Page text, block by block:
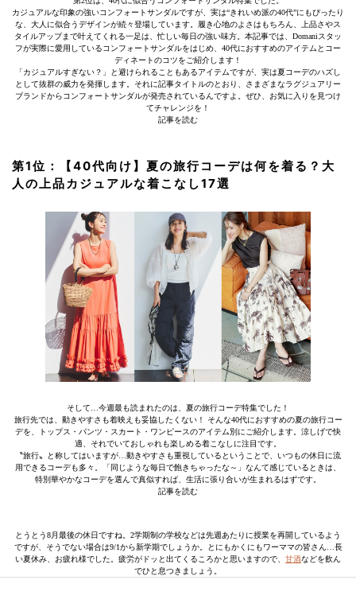
カジュアルな印象の強いコンフォートサンダルですが、実は“きれいめ派の40代”にもぴったり
な、大人に似合うデザインが続々登場しています。履き心地のよさはもちろん、上品さやス
タイルアップまで叶えてくれる一足は、忙しい毎日の強い味方。本記事では、Domaniスタッ
フが実際に愛用しているコンフォートサンダルをはじめ、40代におすすめのアイテムとコー
ディネートのコツをご紹介します！
「カジュアルすぎない？」と避けられることもあるアイテムですが、実は夏コーデのハズし
として抜群の威力を発揮します。それに記事タイトルのとおり、さまざまなラグジュアリー
ブランドからコンフォートサンダルが発売されているんですよ。ぜひ、お気に入りを見つけ
てチャレンジを！
記事を読む
第1位：【40代向け】夏の旅行コーデは何を着る？大
人の上品カジュアルな着こなし17選
そして…今週最も読まれたのは、夏の旅行コーデ特集でした！
旅行先では、動きやすさも着映えも妥協したくない！ そんな40代におすすめの夏の旅行コー
デを、トップス・パンツ・スカート・ワンピースのアイテム別にご紹介します。涼しげで快
適、それでいておしゃれも楽しめる着こなしに注目です。
〝旅行〟と称してはいますが…動きやすさも重視しているということで、いつもの休日に流
用できるコーデも多々。「同じような毎日で飽きちゃったな～」なんて感じているときは、
特別華やかなコーデを選んで真似すれば、生活に張り合いが生まれるはずです。
記事を読む
とうとう8月最後の休日ですね。2学期制の学校などは先週あたりに授業を再開しているよう
ですが、そうでない場合は9/1から新学期でしょうか。とにもかくにもワーママの皆さん…長
い夏休み、お疲れ様でした。疲労がドッと出てくるころかと思いますので、 甘酒などを飲ん
でひと息つきましょう。